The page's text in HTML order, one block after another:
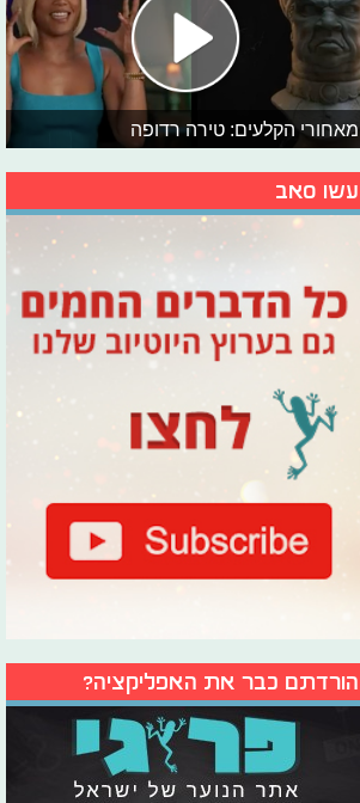
מאחורי הקלעים: טירה רדופה
עשו סאב
הורדתם כבר את האפליקציה?